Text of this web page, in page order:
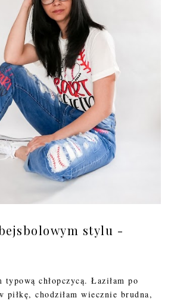
stylu -
typową chłopczycą. Łaziłam po
piłkę, chodziłam wiecznie brudna,